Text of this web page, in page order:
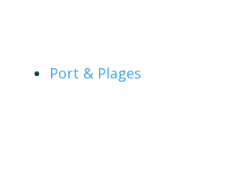
Port & Plages